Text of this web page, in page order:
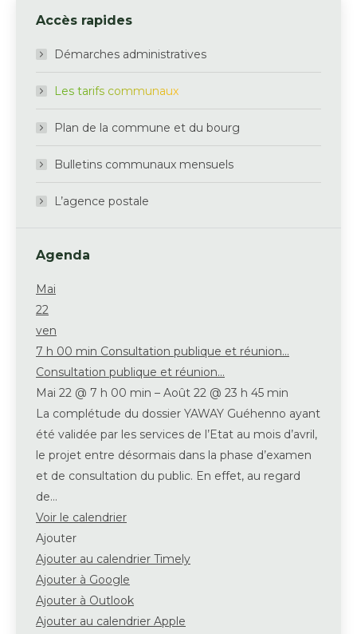
Accès rapides
Démarches administratives
Les tarifs communaux
Plan de la commune et du bourg
Bulletins communaux mensuels
L’agence postale
Agenda
Mai
22
ven
7 h 00 min Consultation publique et réunion...
Consultation publique et réunion...
Mai 22 @ 7 h 00 min – Août 22 @ 23 h 45 min
La complétude du dossier YAWAY Guéhenno ayant
été validée par les services de l’Etat au mois d’avril,
le projet entre désormais dans la phase d’examen
et de consultation du public. En effet, au regard
de…
Voir le calendrier
Ajouter
Ajouter au calendrier Timely
Ajouter à Google
Ajouter à Outlook
Ajouter au calendrier Apple